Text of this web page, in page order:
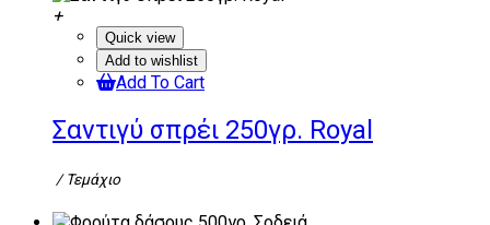
Quick view
Add to wishlist
Add To Cart
Σαντιγύ σπρέι 250γρ. Royal
/ Τεμάχιο